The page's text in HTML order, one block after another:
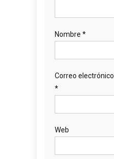
Nombre *
Correo electrónico
*
Web